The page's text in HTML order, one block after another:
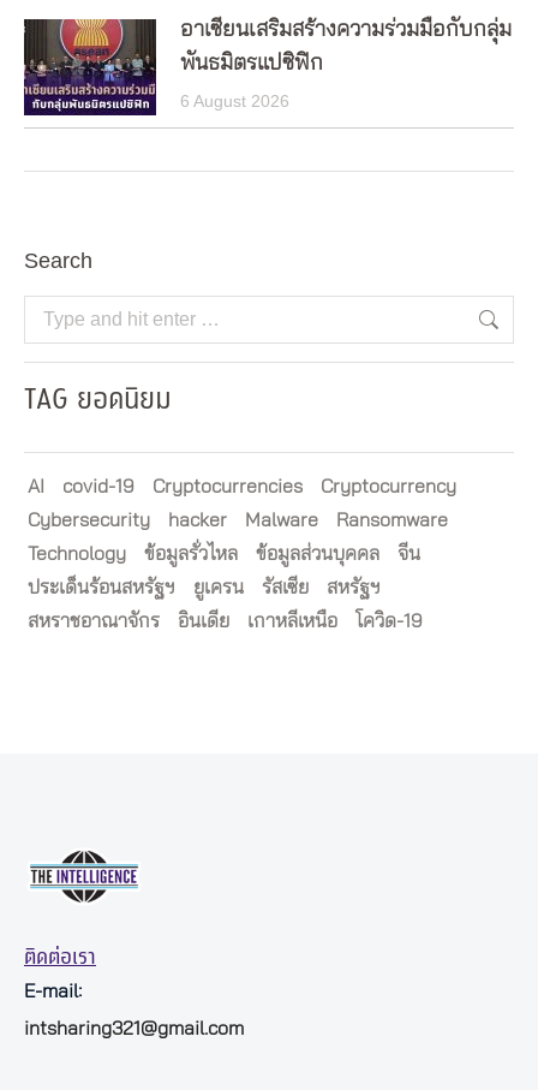
อาเซียนเสริมสร้างความร่วมมือกับกลุ่ม
พันธมิตรแปซิฟิก
6 August 2026
Search
Search:
TAG ยอดนิยม
AI covid-19 Cryptocurrencies
Cryptocurrency
Cybersecurity
hacker Malware
Ransomware
Technology
ข้อมูลรั่วไหล ข้อมูลส่วนบุคคล
จีน
ประเด็นร้อนสหรัฐฯ
ยูเครน รัสเซีย
สหรัฐฯ
สหราชอาณาจักร
อินเดีย เกาหลีเหนือ โควิด-19
ติดต่อเรา
E-mail:
intsharing321@gmail.com